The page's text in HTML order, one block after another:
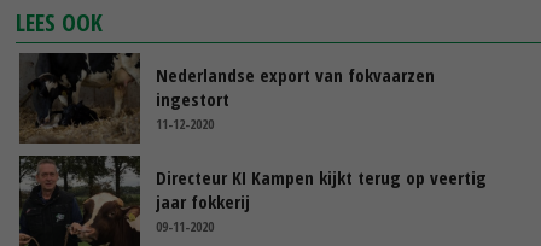
LEES OOK
Nederlandse export van fokvaarzen
ingestort
11-12-2020
Directeur KI Kampen kijkt terug op veertig
jaar fokkerij
09-11-2020